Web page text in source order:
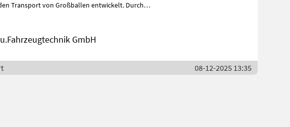
Transport von Großballen entwickelt. Durch
GmbH
08-12-2025 13:35